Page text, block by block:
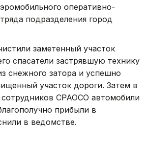
оперативно-
подразделения город
заметенный участок
спасатели застрявшую технику
снежного затора и успешно
участок дороги. Затем в
СРАОСО автомобили
прибыли в
в ведомстве.